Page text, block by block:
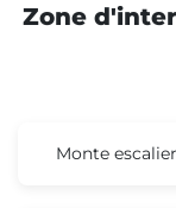
Zone
Monte